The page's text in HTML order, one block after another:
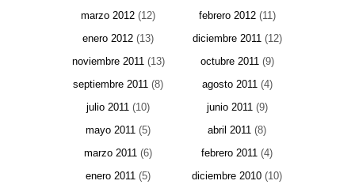
marzo 2012 (12) febrero 2012(11)
enero 2012 (13) diciembre 2011(12)
noviembre 2011(13) octubre 2011(9)
septiembre 2011 (8) agosto 2011(4)
julio 2011 (10) junio 2011(9)
mayo 2011 (5) abril 2011 (8)
marzo 2011 (6) febrero 2011 (4)
enero 2011 (5) diciembre 2010 (10)